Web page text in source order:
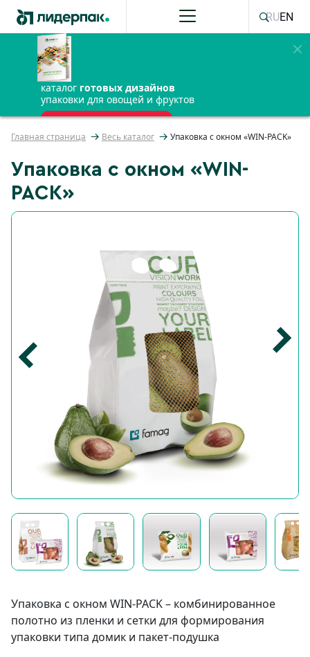
каталог готовых дизайнов
упаковки для овощей и фруктов
ПОЛУЧИТЬ БЕСПЛАТНО
RUEN
Главная страница Весь каталог Упаковка с окном «WIN-PACK»
Упаковка с окном «WIN-
PACK»
Упаковка с окном WIN-PACK – комбинированное
полотно из пленки и сетки для формирования
упаковки типа домик и пакет-подушка